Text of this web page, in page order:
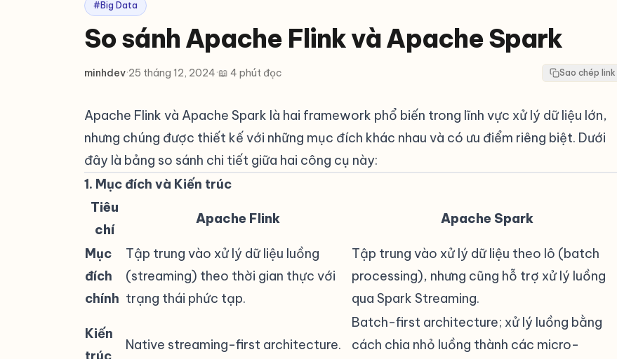
#Big Data
So sánh Apache Flink và Apache Spark
minhdev·25 tháng 12, 2024·📖 4 phút đọc Sao chép link
Apache Flink và Apache Spark là hai framework phổ biến trong lĩnh vực xử lý dữ liệu lớn,
nhưng chúng được thiết kế với những mục đích khác nhau và có ưu điểm riêng biệt. Dưới
đây là bảng so sánh chi tiết giữa hai công cụ này:
1. Mục đích và Kiến trúc
Tiêu
chí
Apache Flink Apache Spark
Mục
đích
chính
Tập trung vào xử lý dữ liệu luồng
(streaming) theo thời gian thực với
trạng thái phức tạp.
Tập trung vào xử lý dữ liệu theo lô (batch
processing), nhưng cũng hỗ trợ xử lý luồng
qua Spark Streaming.
Kiến
Native streaming-first architecture.
Batch-first architecture; xử lý luồng bằng
cách chia nhỏ luồng thành các micro-